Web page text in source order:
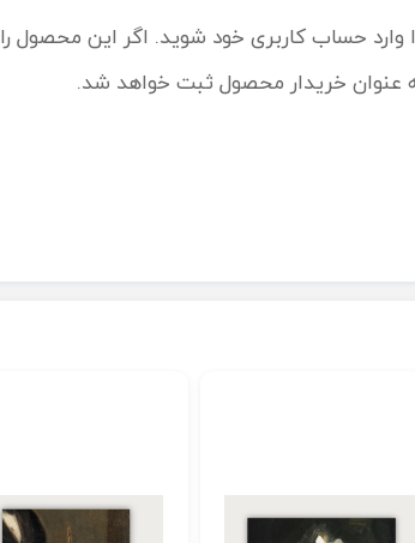
وارد حساب کاربری خود شوید. اگر این محصول را
عنوان خریدار محصول ثبت خواهد شد.